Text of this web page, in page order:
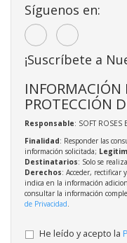
Síguenos en:
¡Suscríbete a
INFORMACIÓN
PROTECCIÓN
Responsable: SOFT ROSES
Finalidad: Responder las
información solicitada;
Destinatarios: Solo se
Derechos: Acceder, rectificar
indica en la información
consultar la información
de Privacidad
He leído y acepto la